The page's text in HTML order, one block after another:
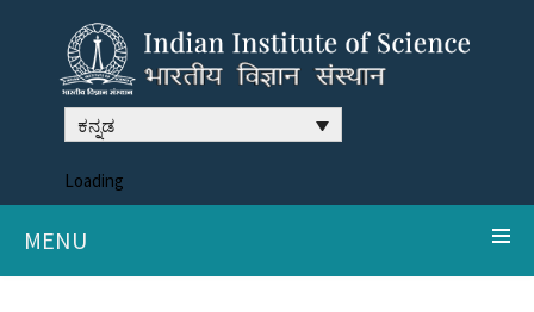
ಕನ್ನಡ
Loading
MENU